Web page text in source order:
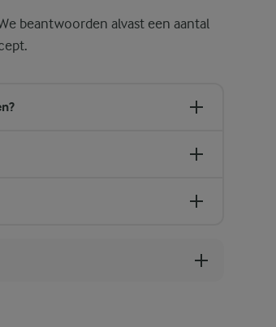
beantwoorden alvast een aantal